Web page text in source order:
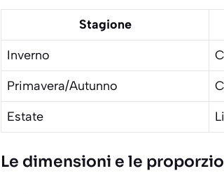
Stagione
Inverno
Primavera/Autunno
Estate
Le dimensioni e le